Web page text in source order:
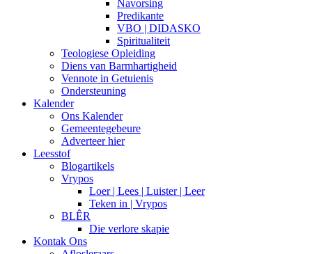
Navorsing
Predikante
VBO | DIDASKO
Spiritualiteit
Teologiese Opleiding
Diens van Barmhartigheid
Vennote in Getuienis
Ondersteuning
Kalender
Ons Kalender
Gemeentegebeure
Adverteer hier
Leesstof
Blogartikels
Vrypos
Loer | Lees | Luister | Leer
Teken in | Vrypos
BLÊR
Die verlore skapie
Kontak Ons